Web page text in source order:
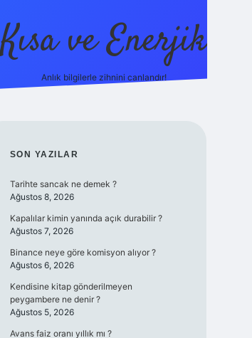
Kısa ve Enerjik
Anlık bilgilerle zihnini canlandır!
SIDEBAR
SON YAZILAR
Tarihte sancak ne demek ?
Ağustos 8, 2026
Kapalılar kimin yanında açık durabilir ?
Ağustos 7, 2026
Binance neye göre komisyon alıyor ?
Ağustos 6, 2026
Kendisine kitap gönderilmeyen
peygambere ne denir ?
Ağustos 5, 2026
Avans faiz oranı yıllık mı ?